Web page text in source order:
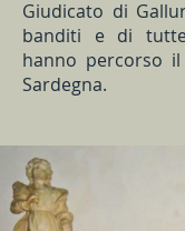
Giudicato di
banditi e di
hanno percorso
Sardegna.